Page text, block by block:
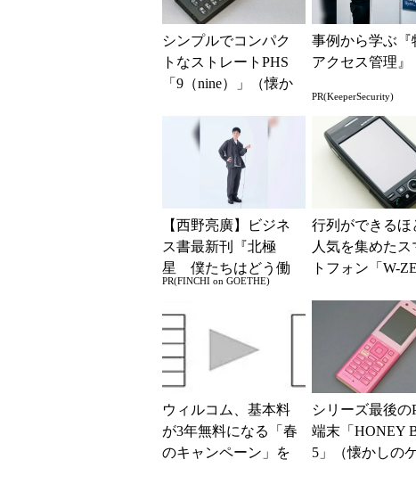
シンプルでコンパク
トなストレートPHS
「9（nine）」（懐か
事例から学ぶ『
アクセス管理』
PR(KeeperSecurity)
【西野亮廣】ビジネ
ス書最新刊『北極
星 僕たちはどう働
くか』
PR(FINCHI on GOETHE)
行列ができるほ
人気を集めたス
トフォン「W-
ウィルコム、基本料
が3年無料になる「春
のキャンペーン」を
シリーズ最後の
端末「HONEY
5」（懐かしの